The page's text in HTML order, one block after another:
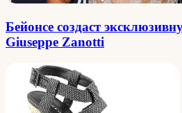
Бейонсе создаст
Giuseppe Zanotti